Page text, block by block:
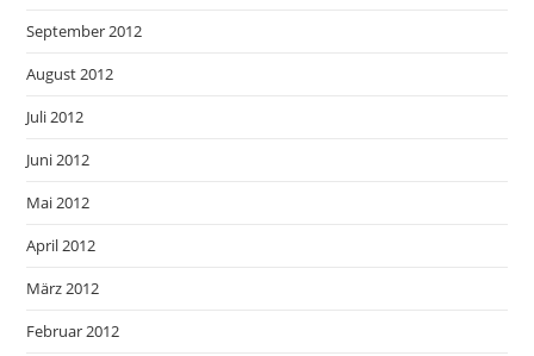
September 2012
August 2012
Juli 2012
Juni 2012
Mai 2012
April 2012
März 2012
Februar 2012